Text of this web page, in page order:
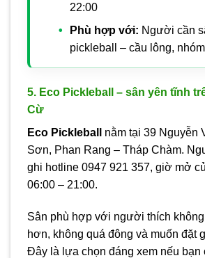
22:00
Phù hợp với: Người cần
pickleball – cầu lông,
5. Eco Pickleball – sân yên tĩnh
Cừ
Eco Pickleball
nằm tại 39 Nguyễn
Sơn, Phan Rang – Tháp Chàm.
ghi hotline 0947 921 357, giờ mở
06:00 – 21:00.
Sân phù hợp với người thích
hơn, không quá đông và muốn đặt
Đây là lựa chọn đáng xem nếu